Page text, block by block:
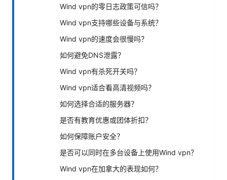
Wind vpn的零日志政策可信吗？
Wind vpn支持哪些设备与系统？
Wind vpn的速度会很慢吗？
如何避免DNS泄露？
Wind vpn有杀死开关吗？
Wind vpn适合看高清视频吗？
如何选择合适的服务器？
是否有教育优惠或团体折扣？
如何保障账户安全？
是否可以同时在多台设备上使用Wind vpn？
Wind vpn在加拿大的表现如何？